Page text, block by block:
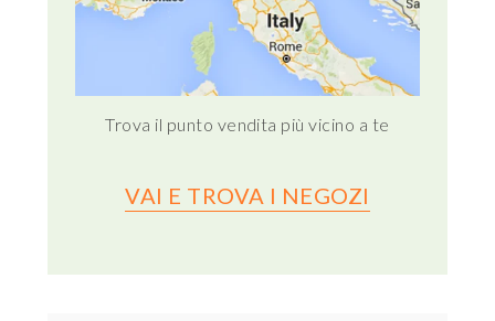
Trova il punto vendita più vicino a te
VAI E TROVA I NEGOZI